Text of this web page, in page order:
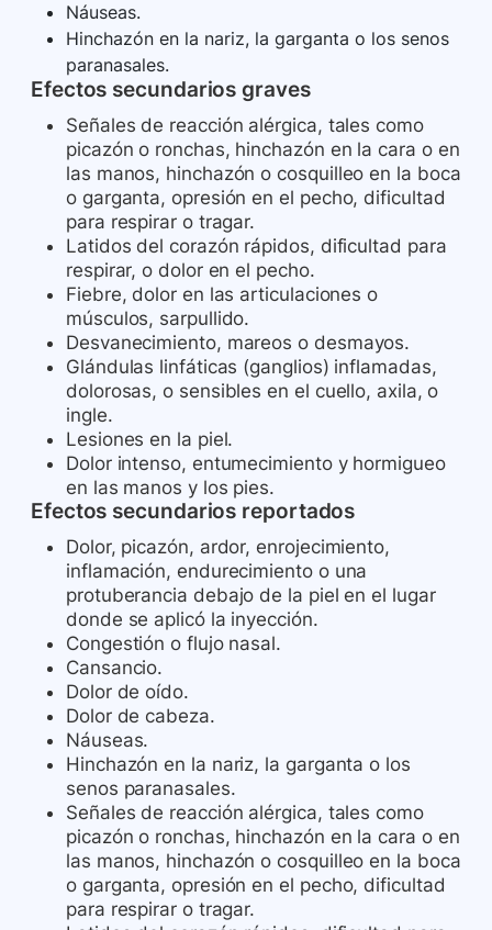
Náuseas.
Hinchazón en la nariz, la garganta o los senos
paranasales.
Efectos secundarios graves
Señales de reacción alérgica, tales como
picazón o ronchas, hinchazón en la cara o en
las manos, hinchazón o cosquilleo en la boca
o garganta, opresión en el pecho, dificultad
para respirar o tragar.
Latidos del corazón rápidos, dificultad para
respirar, o dolor en el pecho.
Fiebre, dolor en las articulaciones o
músculos, sarpullido.
Desvanecimiento, mareos o desmayos.
Glándulas linfáticas (ganglios) inflamadas,
dolorosas, o sensibles en el cuello, axila, o
ingle.
Lesiones en la piel.
Dolor intenso, entumecimiento y hormigueo
en las manos y los pies.
Efectos secundarios reportados
Dolor, picazón, ardor, enrojecimiento,
inflamación, endurecimiento o una
protuberancia debajo de la piel en el lugar
donde se aplicó la inyección.
Congestión o flujo nasal.
Cansancio.
Dolor de oído.
Dolor de cabeza.
Náuseas.
Hinchazón en la nariz, la garganta o los
senos paranasales.
Señales de reacción alérgica, tales como
picazón o ronchas, hinchazón en la cara o en
las manos, hinchazón o cosquilleo en la boca
o garganta, opresión en el pecho, dificultad
para respirar o tragar.